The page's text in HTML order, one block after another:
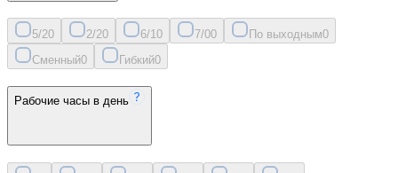
5/20 2/20 6/10 7/00 По выходным0
Сменный0 Гибкий0
Рабочие часы в день